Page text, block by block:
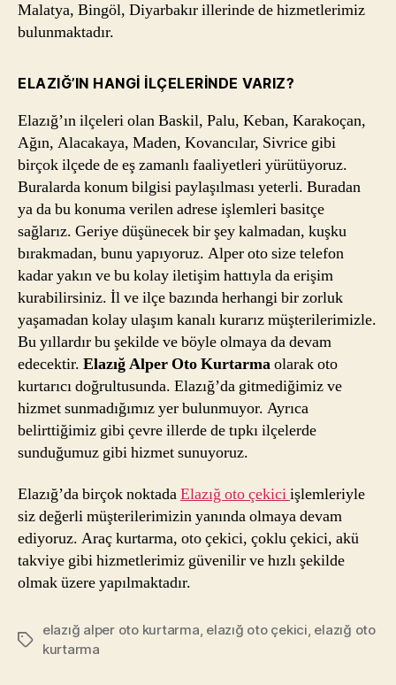
Malatya, Bingöl, Diyarbakır illerinde de hizmetlerimiz
bulunmaktadır.
ELAZIĞ’IN HANGI İLÇELERINDE VARIZ?
Elazığ’ın ilçeleri olan Baskil, Palu, Keban, Karakoçan,
Ağın, Alacakaya, Maden, Kovancılar, Sivrice gibi
birçok ilçede de eş zamanlı faaliyetleri yürütüyoruz.
Buralarda konum bilgisi paylaşılması yeterli. Buradan
ya da bu konuma verilen adrese işlemleri basitçe
sağlarız. Geriye düşünecek bir şey kalmadan, kuşku
bırakmadan, bunu yapıyoruz. Alper oto size telefon
kadar yakın ve bu kolay iletişim hattıyla da erişim
kurabilirsiniz. İl ve ilçe bazında herhangi bir zorluk
yaşamadan kolay ulaşım kanalı kurarız müşterilerimizle.
Bu yıllardır bu şekilde ve böyle olmaya da devam
edecektir. Elazığ Alper Oto Kurtarmaolarak oto
kurtarıcı doğrultusunda. Elazığ’da gitmediğimiz ve
hizmet sunmadığımız yer bulunmuyor. Ayrıca
belirttiğimiz gibi çevre illerde de tıpkı ilçelerde
sunduğumuz gibi hizmet sunuyoruz.
Elazığ’da birçok noktadaElazığ oto çekiciişlemleriyle
siz değerli müşterilerimizin yanında olmaya devam
ediyoruz. Araç kurtarma, oto çekici, çoklu çekici, akü
takviye gibi hizmetlerimiz güvenilir ve hızlı şekilde
olmak üzere yapılmaktadır.
Etiketler
elazığ alper oto kurtarma, elazığ oto çekici, elazığ oto
kurtarma